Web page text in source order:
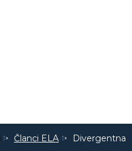
Članci ELA Divergentna